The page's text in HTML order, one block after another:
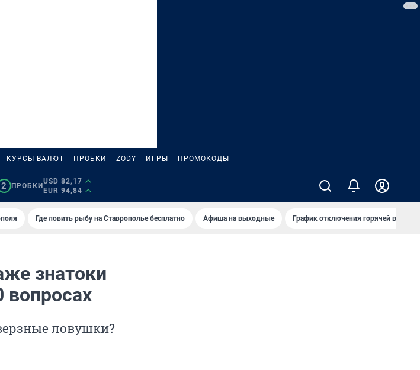
КУРСЫ ВАЛЮТ ПРОБКИ ZODY ИГРЫ ПРОМОКОДЫ
2 ПРОБКИ
USD 82,17
EUR 94,84
Где ловить рыбу на Ставрополье бесплатно Афиша на выходные График отключения горячей воды в
знатоки
вопросах
ловушки?